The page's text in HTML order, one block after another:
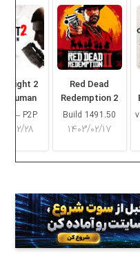
Red Dead
Redemption 2
Build 1491.50
۱۴۰۳/۰۲/۱۷
Light 2
Human
– P2P
۱۴۰۳/